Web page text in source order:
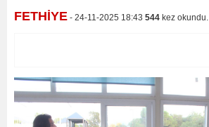
FETHİYE - 24-11-2025 18:43 544 kez okundu.